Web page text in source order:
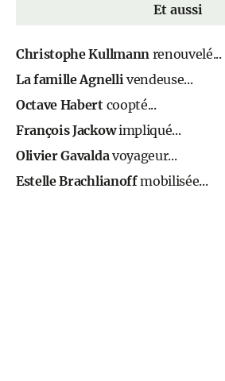
Et aussi
Christophe Kullmannrenouvelé...
La famille Agnellivendeuse...
Octave Habertcoopté...
François Jackowimpliqué...
Olivier Gavaldavoyageur...
Estelle Brachlianoffmobilisée...